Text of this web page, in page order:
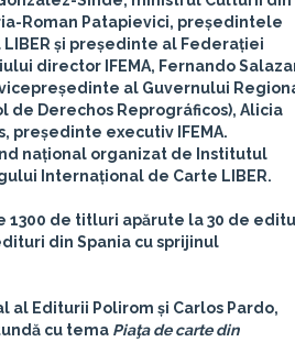
Roman Patapievici, președintele
și președinte al Federației
director IFEMA, Fernando
al Guvernului
de Derechos Reprográficos), Alicia
, președinte executiv IFEMA.
național organizat de Institutul
Internațional de Carte LIBER.
1300 de titluri apărute la 30 de
din Spania cu sprijinul
al Editurii Polirom și Carlos Pardo,
cu tema Piaţa de carte din